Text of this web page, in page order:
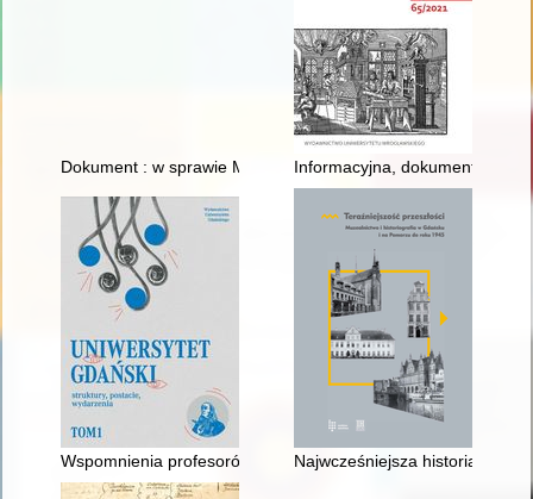
Dokument : w sprawie Muzeum Ziemi Płockiej, "Głos
Informacyjna, dokumentacyjna
Wspomnienia profesorów Wydziału Filologicznego UG
Najwcześniejsza historia